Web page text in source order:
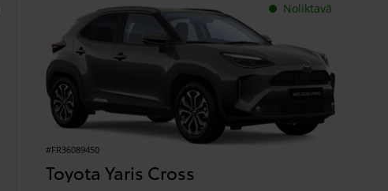
Noliktavā
#FR36089450
Toyota Yaris Cross